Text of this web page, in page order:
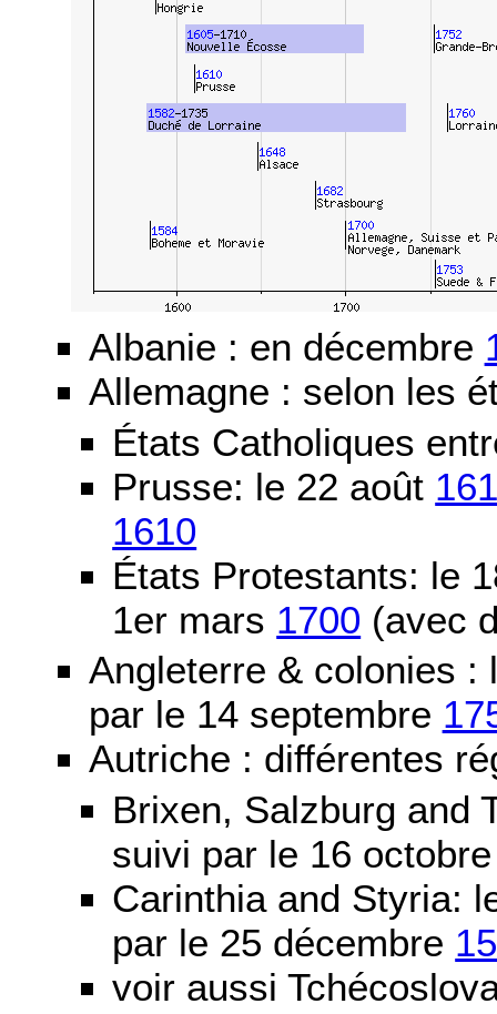
Albanie : en décembre
Allemagne : selon les
États Catholiques
Prusse: le 22 août
1610
États Protestants: le
1er mars 1700 (avec
Angleterre & colonies
par le 14 septembre
Autriche : différentes
Brixen, Salzburg and
suivi par le 16
Carinthia and Styria:
par le 25 décembre
voir aussi